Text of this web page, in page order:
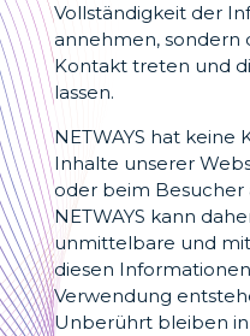
Vollständigkeit der
annehmen, sondern
Kontakt treten und
lassen.
NETWAYS hat keine
Inhalte unserer
oder beim Besucher
NETWAYS kann
unmittelbare und
diesen
Verwendung
Unberührt bleiben